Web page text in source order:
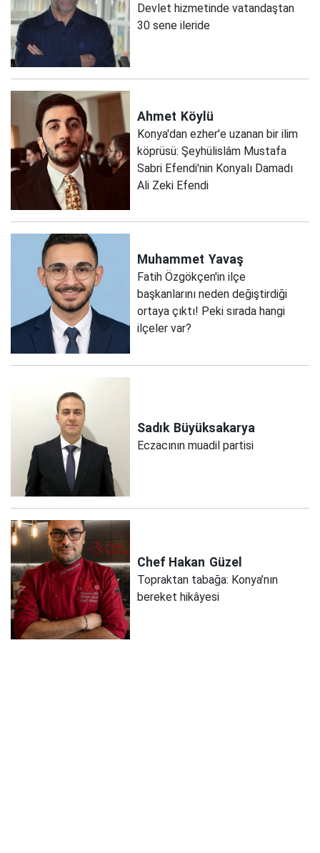
Devlet hizmetinde vatandaştan
30 sene ileride
Ahmet Köylü
Konya'dan ezher'e uzanan bir ilim
köprüsü: Şeyhülislâm Mustafa
Sabri Efendi'nin Konyalı Damadı
Ali Zeki Efendi
Muhammet Yavaş
Fatih Özgökçen'in ilçe
başkanlarını neden değiştirdiği
ortaya çıktı! Peki sırada hangi
ilçeler var?
Sadık Büyüksakarya
Eczacının muadil partisi
Chef Hakan Güzel
Topraktan tabağa: Konya’nın
bereket hikâyesi